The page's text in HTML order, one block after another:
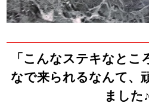
「こんなステキなとこ
なで来られるなんて、
ました♪